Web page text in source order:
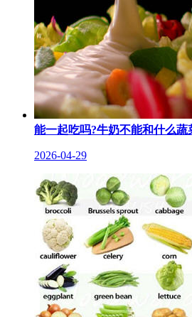
能一起吃吗?牛奶不能和什么蔬
2026-04-29